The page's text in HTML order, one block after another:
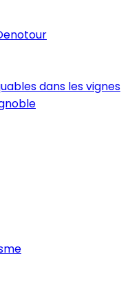
dans les vignes